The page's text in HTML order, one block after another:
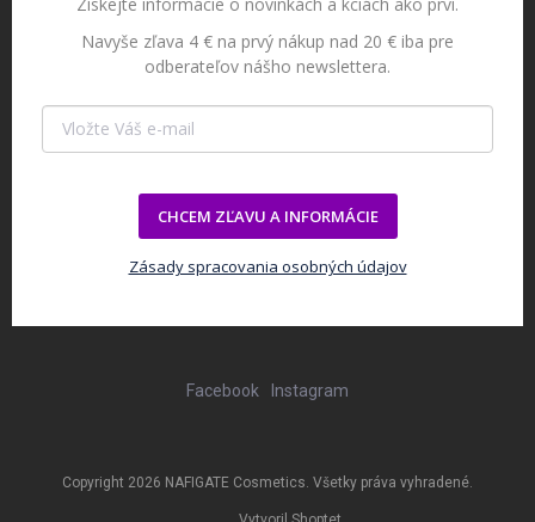
Navyše zľava 4 € na prvý nákup nad 20 € iba pre
odberateľov nášho newslettera.
CHCEM ZĽAVU A INFORMÁCIE
Zásady spracovania osobných údajov
Facebook Instagram
Copyright 2026 NAFIGATE Cosmetics. Všetky práva vyhradené.